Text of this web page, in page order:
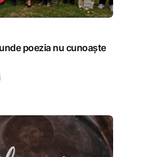
poezia nu cunoaște